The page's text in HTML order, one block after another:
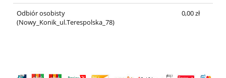
Odbiór osobisty
(Nowy_Konik_ul.Terespolska_78)
0,00 zł